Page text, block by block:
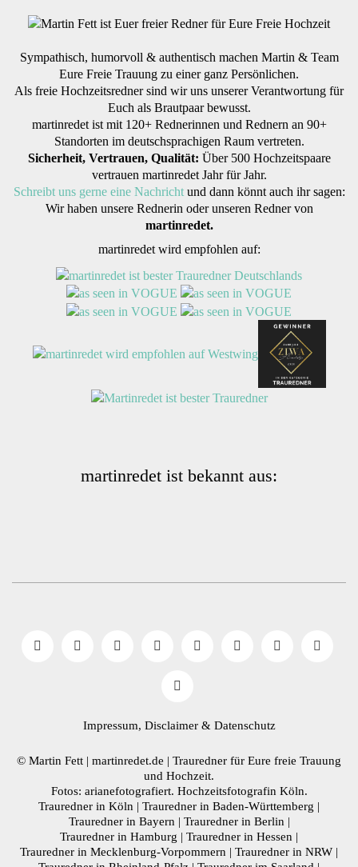
Sympathisch, humorvoll & authentisch machen Martin & Team
Eure Freie Trauung zu einer ganz Persönlichen.
Als freie Hochzeitsredner sind wir uns unserer Verantwortung für
Euch als Brautpaar bewusst.
martinredet ist mit 120+ Rednerinnen und Rednern an 90+
Standorten im deutschsprachigen Raum vertreten.
Sicherheit, Vertrauen, Qualität: Über 500 Hochzeitspaare
vertrauen martinredet Jahr für Jahr.
Schreibt uns gerne eine Nachrichtund dann könnt auch ihr sagen:
Wir haben unsere Rednerin oder unseren Redner von
martinredet.
martinredet wird empfohlen auf:
martinredet ist bekannt aus:
Impressum, Disclaimer & Datenschutz
© Martin Fett | martinredet.de | Trauredner für Eure freie Trauung
und Hochzeit.
Fotos: arianefotografiert. Hochzeitsfotografin Köln.
Trauredner in Köln | Trauredner in Baden-Württemberg |
Trauredner in Bayern | Trauredner in Berlin |
Trauredner in Hamburg | Trauredner in Hessen |
Trauredner in Mecklenburg-Vorpommern | Trauredner in NRW |